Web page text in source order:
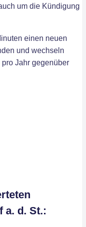
um die Kündigung
einen neuen
und wechseln
Jahr gegenüber
a. d. St.: